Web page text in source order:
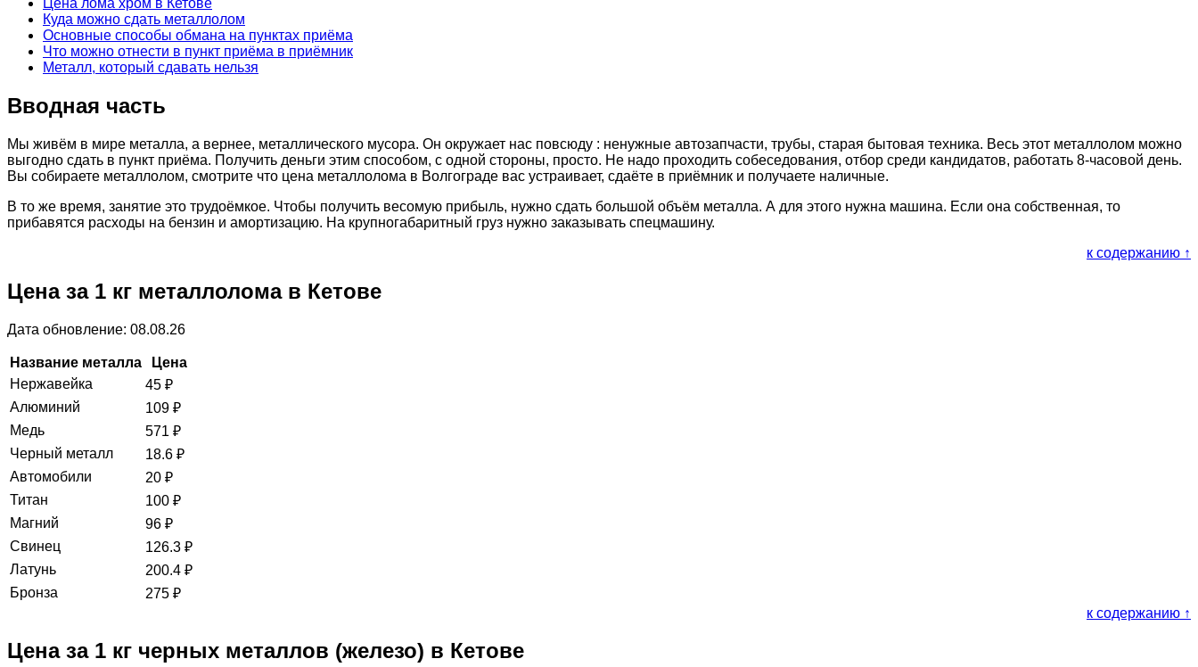
Куда можно сдать металлолом
Основные способы обмана на пунктах приёма
Что можно отнести в пункт приёма в приёмник
Металл, который сдавать нельзя
Вводная часть
Мы живём в мире металла, а вернее, металлического мусора. Он окружает нас повсюду : ненужные автозапчасти, трубы, старая бытовая техника. Весь этот металлолом можно
выгодно сдать в пункт приёма. Получить деньги этим способом, с одной стороны, просто. Не надо проходить собеседования, отбор среди кандидатов, работать 8-часовой день.
Вы собираете металлолом, смотрите что цена металлолома в Волгограде вас устраивает, сдаёте в приёмник и получаете наличные.
В то же время, занятие это трудоёмкое. Чтобы получить весомую прибыль, нужно сдать большой объём металла. А для этого нужна машина. Если она собственная, то
прибавятся расходы на бензин и амортизацию. На крупногабаритный груз нужно заказывать спецмашину.
к содержанию ↑
Цена за 1 кг металлолома в Кетове
Дата обновление: 08.08.26
Название металла
Цена
Нержавейка
45 ₽
Алюминий
109 ₽
Медь
571 ₽
Черный металл
18.6 ₽
Автомобили
20 ₽
Титан
100 ₽
Магний
96 ₽
Свинец
126.3 ₽
Латунь
200.4 ₽
Бронза
275 ₽
к содержанию ↑
Цена за 1 кг черных металлов (железо) в Кетове